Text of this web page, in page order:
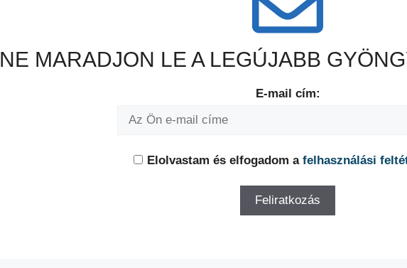
NE MARADJON LE A LEGÚJABB
E-mail cím:
Elolvastam és elfogadom a felhasználási